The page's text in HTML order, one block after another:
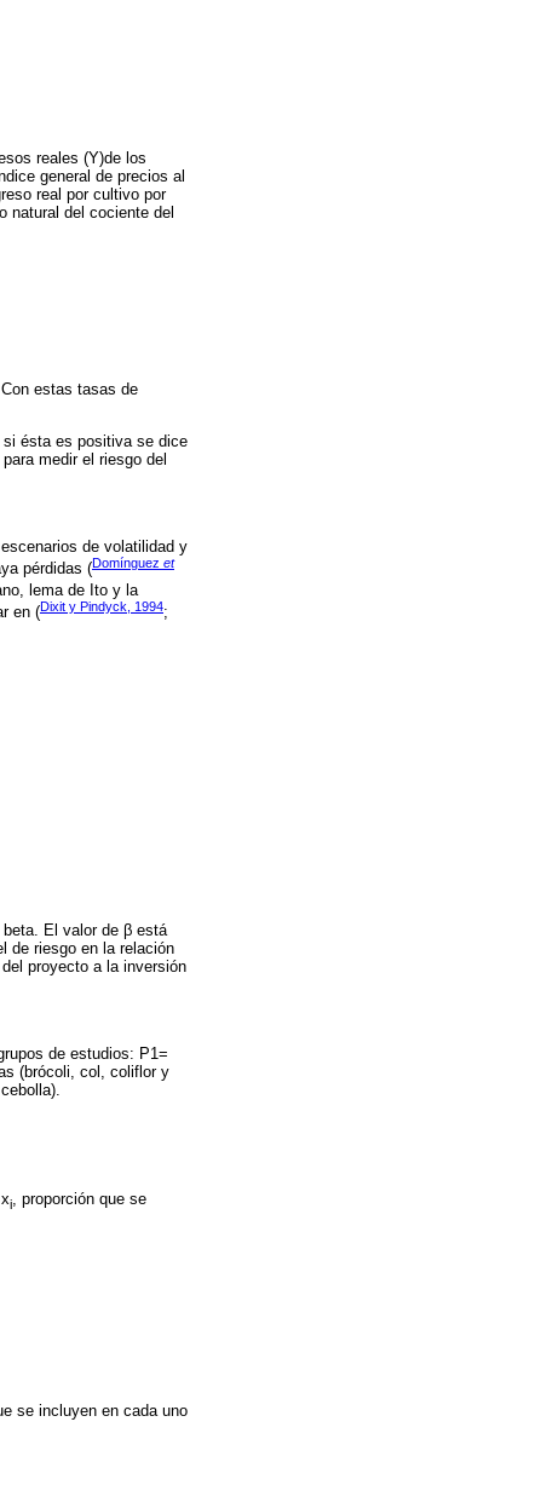
reales (Y)de los
general de precios al
real por cultivo por
natural del cociente del
estas tasas de
si ésta es positiva se dice
medir el riesgo del
de volatilidad y
pérdidas (Domínguez et
lema de Ito y la
en (Dixit y Pindyck, 1994;
El valor de β está
de riesgo en la relación
proyecto a la inversión
de estudios: P1=
(brócoli, col, coliflor y
i
, proporción que se
se incluyen en cada uno